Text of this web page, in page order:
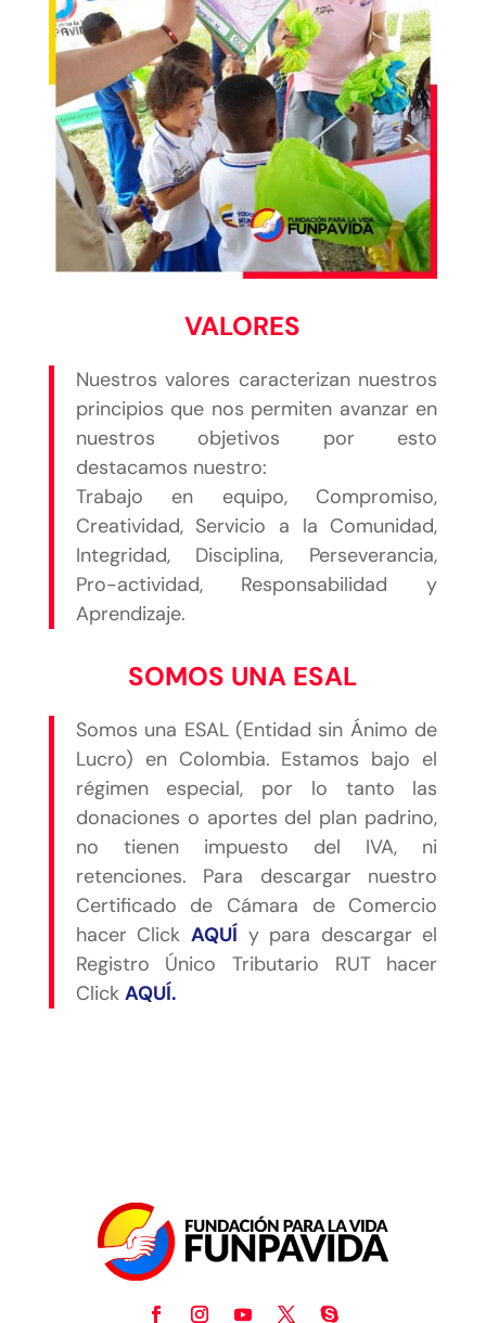
VALORES
Nuestros valores caracterizan nuestros
principios que nos permiten avanzar en
nuestros objetivos por esto
destacamos nuestro:
Trabajo en equipo, Compromiso,
Creatividad, Servicio a la Comunidad,
Integridad, Disciplina, Perseverancia,
Pro-actividad, Responsabilidad y
Aprendizaje.
SOMOS UNA ESAL
Somos una ESAL (Entidad sin Ánimo de
Lucro) en Colombia. Estamos bajo el
régimen especial, por lo tanto las
donaciones o aportes del plan padrino,
no tienen impuesto del IVA, ni
retenciones. Para descargar nuestro
Certificado de Cámara de Comercio
hacer Click AQUÍ y para descargar el
Registro Único Tributario RUT hacer
Click AQUÍ.